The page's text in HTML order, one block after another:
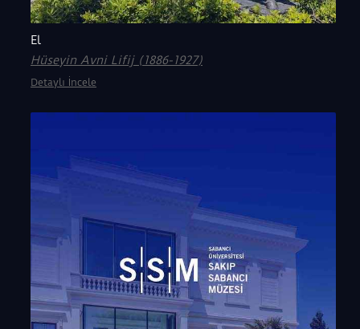
El
Hüseyin Avni Lifij (1886-1927)
Detaylı İncele